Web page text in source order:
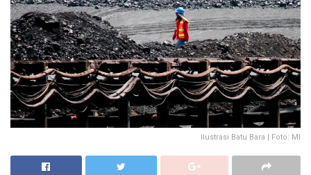
Ilustrasi Batu Bara | Foto: MI